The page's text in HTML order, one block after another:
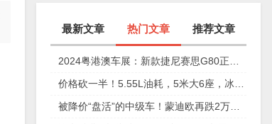
最新文章 热门文章 推荐文章